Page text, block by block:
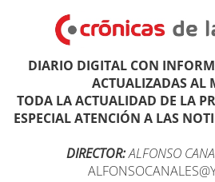
DIARIO DIGITAL CON
ACTUALIZADAS AL
TODA LA ACTUALIDAD DE LA
ESPECIAL ATENCIÓN A LAS
DIRECTOR:ALFONSO